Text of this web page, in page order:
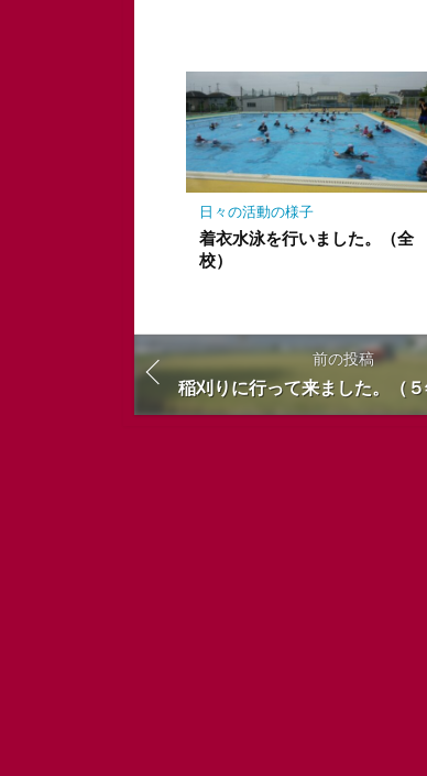
日々の活動の様子
着衣水泳を行いました。（全
校）
前の投稿
稲刈りに行って来ました。（５